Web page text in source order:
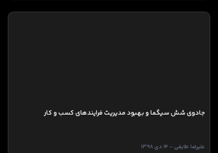
جادوی شش سیگما و بهبود مدیریت فرایندهای کسب و کار
علیرضا طایفی - 14 دی 1398